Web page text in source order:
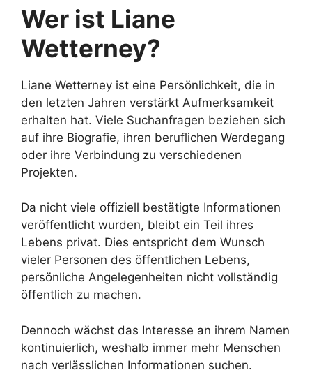
Wer ist Liane
Wetterney?
Liane Wetterney ist eine Persönlichkeit, die in
den letzten Jahren verstärkt Aufmerksamkeit
erhalten hat. Viele Suchanfragen beziehen sich
auf ihre Biografie, ihren beruflichen Werdegang
oder ihre Verbindung zu verschiedenen
Projekten.
Da nicht viele offiziell bestätigte Informationen
veröffentlicht wurden, bleibt ein Teil ihres
Lebens privat. Dies entspricht dem Wunsch
vieler Personen des öffentlichen Lebens,
persönliche Angelegenheiten nicht vollständig
öffentlich zu machen.
Dennoch wächst das Interesse an ihrem Namen
kontinuierlich, weshalb immer mehr Menschen
nach verlässlichen Informationen suchen.